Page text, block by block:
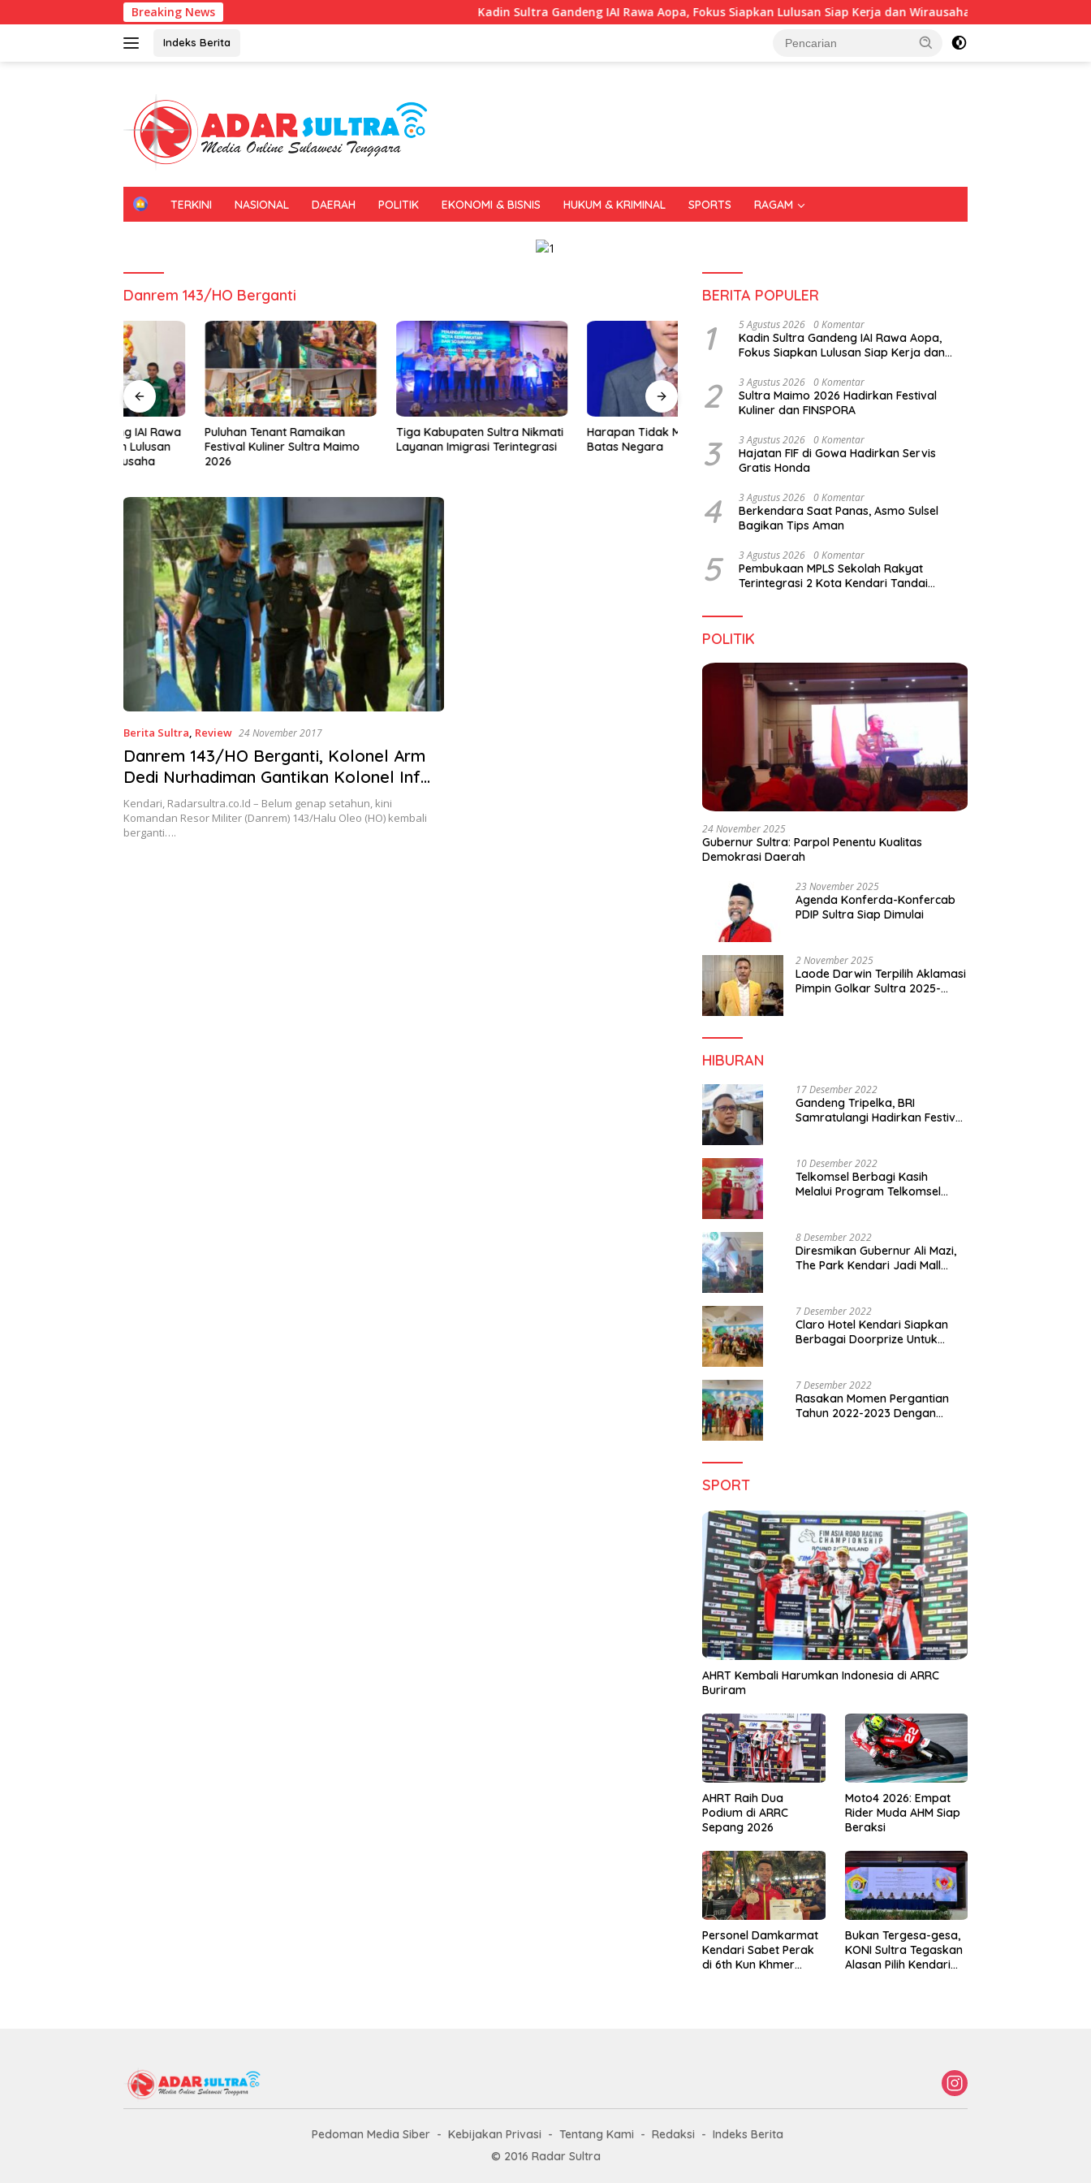
ke
Breaking News Kadin Sultra Gandeng IAI Rawa Aopa, Fokus Siapkan Lulusan Siap Kerja dan Wirausaha Puluhan Tenant
Indeks Berita
H
TERKINI NASIONAL DAERAH POLITIK EKONOMI & BISNIS HUKUM & KRIMINAL SPORTS RAGAM
Danrem 143/HO Berganti
Puluhan Tenant Ramaikan
Festival Kuliner Sultra Maimo
2026
Tiga Kabupaten Sultra Nikmati
Layanan Imigrasi Terintegrasi
Harapan Tidak Mengenal
Batas Negara
Sultra Terus Maju, Namun
Infrastruktur Pariwisata dan
Perikanan Masih Jadi
Tantangan
Bank Sultra Pimpin Klasemen
Medali
Berita Sultra, Review 24 November 2017
Danrem 143/HO Berganti, Kolonel Arm
Dedi Nurhadiman Gantikan Kolonel Inf
Andi Perdana Kahar
Kendari, Radarsultra.co.Id – Belum genap setahun, kini
Komandan Resor Militer (Danrem) 143/Halu Oleo (HO) kembali
berganti….
BERITA POPULER
1 5 Agustus 2026 0 Komentar
Kadin Sultra Gandeng IAI Rawa Aopa,
Fokus Siapkan Lulusan Siap Kerja dan
2 3 Agustus 2026 0 Komentar
Sultra Maimo 2026 Hadirkan Festival
Kuliner dan FINSPORA
3 3 Agustus 2026 0 Komentar
Hajatan FIF di Gowa Hadirkan Servis
Gratis Honda
4 3 Agustus 2026 0 Komentar
Berkendara Saat Panas, Asmo Sulsel
Bagikan Tips Aman
5 3 Agustus 2026 0 Komentar
Pembukaan MPLS Sekolah Rakyat
Terintegrasi 2 Kota Kendari Tandai
POLITIK
24 November 2025
Gubernur Sultra: Parpol Penentu Kualitas
Demokrasi Daerah
23 November 2025
Agenda Konferda-Konfercab
PDIP Sultra Siap Dimulai
2 November 2025
Laode Darwin Terpilih Aklamasi
Pimpin Golkar Sultra 2025-
HIBURAN
17 Desember 2022
Gandeng Tripelka, BRI
Samratulangi Hadirkan Festival
10 Desember 2022
Telkomsel Berbagi Kasih
Melalui Program Telkomsel
8 Desember 2022
Diresmikan Gubernur Ali Mazi,
The Park Kendari Jadi Mall
7 Desember 2022
Claro Hotel Kendari Siapkan
Berbagai Doorprize Untuk
7 Desember 2022
Rasakan Momen Pergantian
Tahun 2022-2023 Dengan
SPORT
AHRT Kembali Harumkan Indonesia di ARRC
Buriram
AHRT Raih Dua
Podium di ARRC
Sepang 2026
Moto4 2026: Empat
Rider Muda AHM Siap
Beraksi
Personel Damkarmat
Kendari Sabet Perak
di 6th Kun Khmer
Bukan Tergesa-gesa,
KONI Sultra Tegaskan
Alasan Pilih Kendari
Pedoman Media Siber Kebijakan Privasi Tentang Kami Redaksi
Indeks Berita
© 2016 Radar Sultra